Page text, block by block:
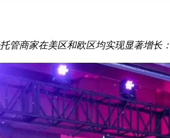
管商家在美区和欧区均实现显著增长